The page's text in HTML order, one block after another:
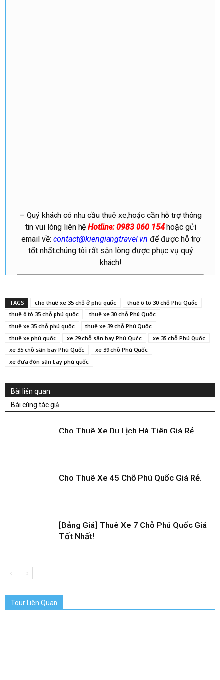
– Quý khách có nhu cầu thuê xe,hoặc cần hỗ trợ thông
tin vui lòng liên hệ Hotline: 0983 060 154 hoặc gửi
email về: contact@kiengiangtravel.vn để được hỗ trợ
tốt nhất,chúng tôi rất sẵn lòng được phục vụ quý
khách!
TAGS cho thuê xe 35 chỗ ở phú quốc
thuê ô tô 30 chỗ Phú Quốc
thuê ô tô 35 chỗ phú quốc
thuê xe 30 chỗ Phú Quốc
thuê xe 35 chỗ phú quốc
thuê xe 39 chỗ Phú Quốc
thuê xe phú quốc
xe 29 chỗ sân bay Phú Quốc
xe 35 chỗ Phú Quốc
xe 35 chỗ sân bay Phú Quốc
xe 39 chỗ Phú Quốc
xe đưa đón sân bay phú quốc
Bài liên quan
Bài cùng tác giả
Cho Thuê Xe Du Lịch Hà Tiên Giá Rẻ.
Cho Thuê Xe 45 Chỗ Phú Quốc Giá Rẻ.
[Bảng Giá] Thuê Xe 7 Chỗ Phú Quốc Giá
Tốt Nhất!
Tour Liên Quan